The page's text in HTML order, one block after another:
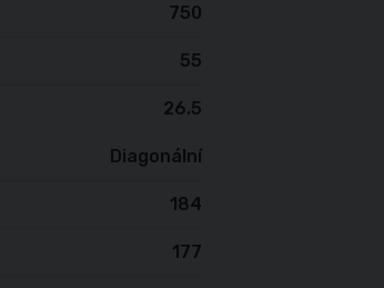
750
55
26.5
Diagonální
184
177